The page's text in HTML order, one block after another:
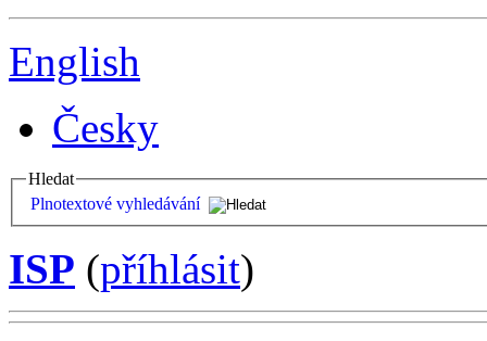
English
Česky
Hledat
Plnotextové vyhledávání
ISP (příhlásit)